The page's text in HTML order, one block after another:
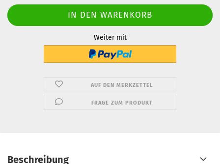
Weiter mit
AUF DEN MERKZETTEL
FRAGE ZUM PRODUKT
Beschreibung